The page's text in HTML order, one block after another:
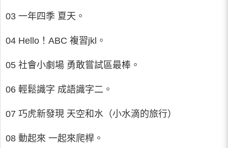
03 一年四季 夏天。
04 Hello！ABC 複習jkl。
05 社會小劇場 勇敢嘗試區最棒。
06 輕鬆識字 成語識字二。
07 巧虎新發現 天空和水（小水滴的旅行）
08 動起來 一起來爬桿。